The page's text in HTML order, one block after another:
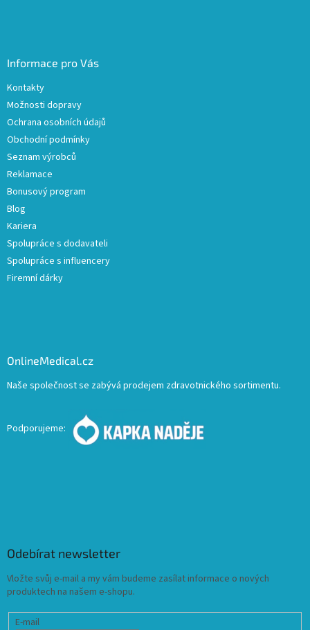
Informace pro Vás
Kontakty
Možnosti dopravy
Ochrana osobních údajů
Obchodní podmínky
Seznam výrobců
Reklamace
Bonusový program
Blog
Kariera
Spolupráce s dodavateli
Spolupráce s influencery
Firemní dárky
OnlineMedical.cz
Naše společnost se zabývá prodejem zdravotnického sortimentu.
Podporujeme:
Odebírat newsletter
Vložte svůj e-mail a my vám budeme zasílat informace o nových
produktech na našem e-shopu.
E-mail